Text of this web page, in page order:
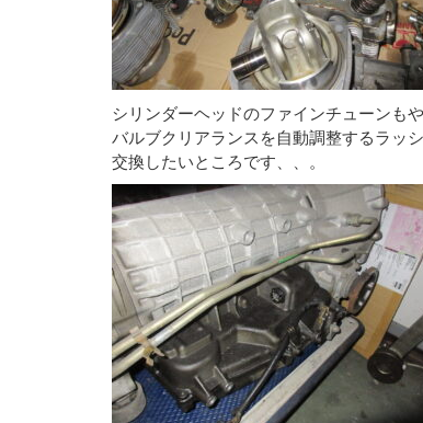
シリンダーヘッドのファインチューンも
バルブクリアランスを自動調整するラッ
交換したいところです、、。